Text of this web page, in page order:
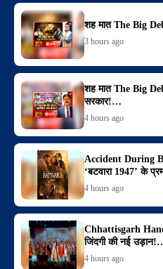
शह मात The Big
3 hours ago
शह मात The Big
सरकार!…
4 hours ago
Accident During
‘बटवारा 1947’ के
4 hours ago
Chhattisgarh
जिंदगी की नई
4 hours ago